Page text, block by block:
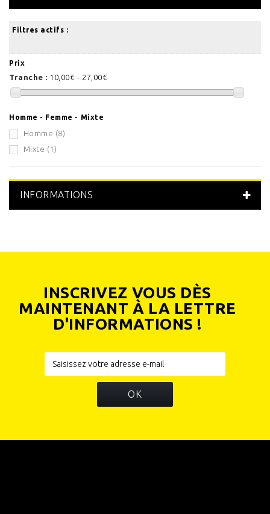
Filtres actifs :
Prix
Tranche : 10,00€ - 27,00€
Homme - Femme - Mixte
Homme (8)
Mixte (1)
INFORMATIONS
INSCRIVEZ VOUS DÈS
MAINTENANT À LA LETTRE
D'INFORMATIONS !
OK